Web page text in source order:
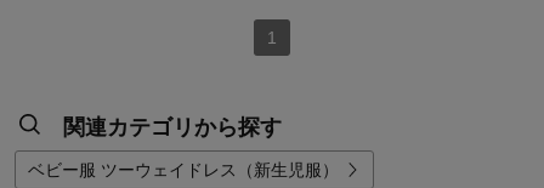
1
関連カテゴリから探す
ベビー服 ツーウェイドレス（新生児服）